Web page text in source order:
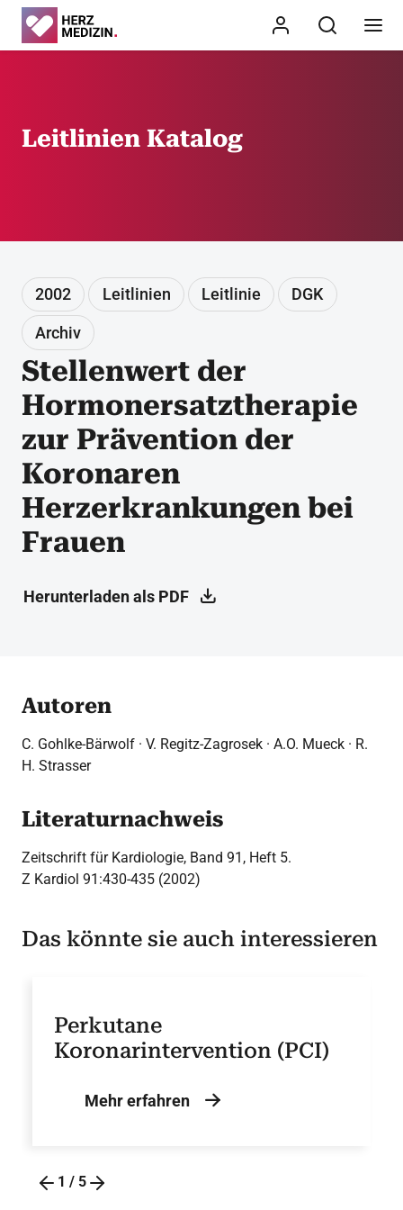
Leitlinien Katalog
2002 Leitlinien Leitlinie DGK
Archiv
Stellenwert der
Hormonersatztherapie
zur Prävention der
Koronaren
Herzerkrankungen bei
Frauen
Herunterladen als PDF
Autoren
C. Gohlke-Bärwolf · V. Regitz-Zagrosek · A.O. Mueck · R.
H. Strasser
Literaturnachweis
Zeitschrift für Kardiologie, Band 91, Heft 5.
Z Kardiol 91:430-435 (2002)
Das könnte sie auch interessieren
Perkutane
Koronarintervention (PCI)
Mehr erfahren
1 / 5